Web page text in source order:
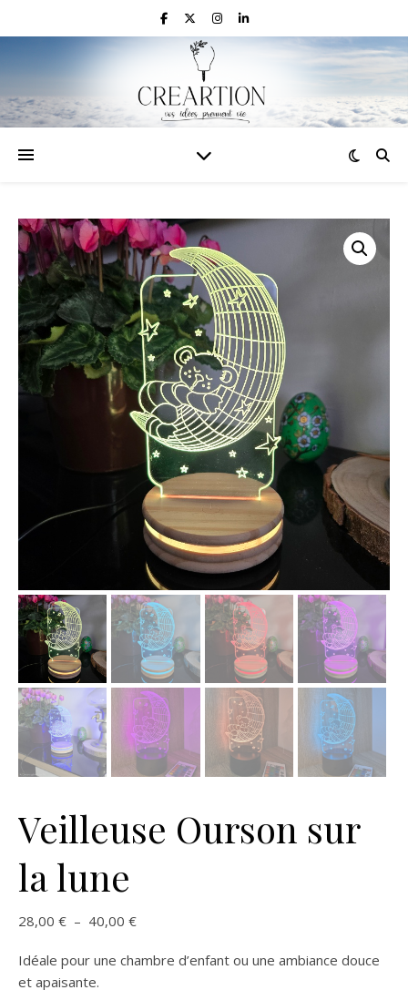
Veilleuse Ourson sur
la lune
28,00 € – 40,00 €Plage de prix : 28,00 € à 40,00 €
Idéale pour une chambre d’enfant ou une ambiance douce
et apaisante.